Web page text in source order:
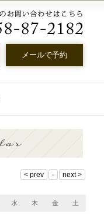
メールで予約
水 木 金 土